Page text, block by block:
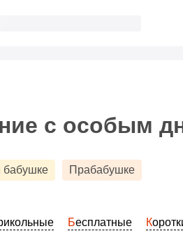
с особым
бабушке Прабабушке
Бесплатные